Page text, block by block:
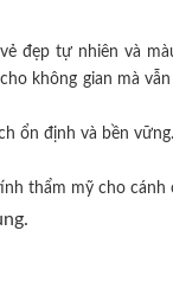
đẹp tự nhiên và
không gian mà
ổn định và bền vững.
thẩm mỹ cho cánh